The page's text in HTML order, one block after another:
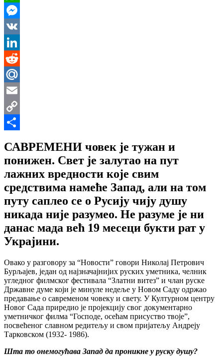
WhatsApp
Messenger
VK
LinkedIn
Reddit
Mail.Ru
Email
Copy
САВРЕМЕНИ човек је тужан и
понижен. Свет је залутао на пут
лажних вредности које свим
средствима намеће Запад, али на том
путу саплео се о Русију чију душу
никада није разумео. Не разуме је ни
данас мада већ 19 месеци букти рат у
Украјини.
Овако у разговору за “Новости” говори Николај Петрович
Бурљајев, један од најзначајнијих руских уметника, челник
угледног филмског фестивала “Златни витез” и члан руске
Државне думе који је минуле недеље у Новом Саду одржао
предавање о савременом човеку и свету. У Културном центру
Новог Сада приредио је пројекцију свог документарно
уметничког филма “Господе, осећам присуство твоје”,
посвећеног славном редитељу и свом пријатељу Андреју
Тарковском (1932- 1986).
Шта то онемогућава Запад да проникне у руску душу?